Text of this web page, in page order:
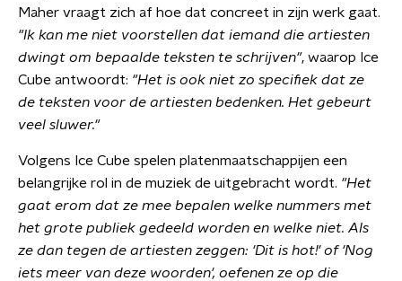
Maher vraagt zich af hoe dat concreet in zijn werk gaat.
"Ik kan me niet voorstellen dat iemand die artiesten
dwingt om bepaalde teksten te schrijven", waarop Ice
Cube antwoordt: "Het is ook niet zo specifiek dat ze
de teksten voor de artiesten bedenken. Het gebeurt
veel sluwer."
Volgens Ice Cube spelen platenmaatschappijen een
belangrijke rol in de muziek de uitgebracht wordt. "Het
gaat erom dat ze mee bepalen welke nummers met
het grote publiek gedeeld worden en welke niet. Als
ze dan tegen de artiesten zeggen: 'Dit is hot!' of 'Nog
iets meer van deze woorden', oefenen ze op die